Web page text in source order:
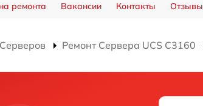
ремонта Вакансии Контакты Отзывы
Ремонт Сервера UCS C3160